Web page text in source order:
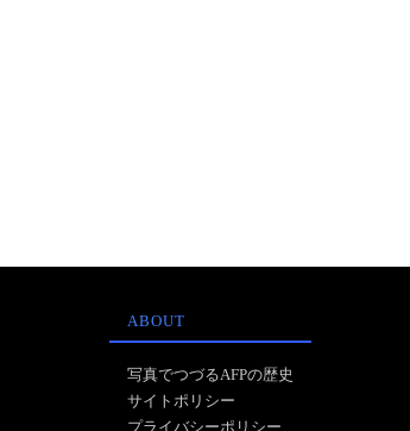
ABOUT
写真でつづるAFPの歴史
サイトポリシー
プライバシーポリシー